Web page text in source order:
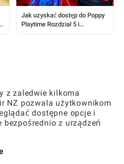
Jak uzyskać dostęp do Poppy
Playtime Rozdział 5 i
z zaledwie kilkoma
NZ pozwala użytkownikom
dostępne opcje i
bezpośrednio z urządzeń